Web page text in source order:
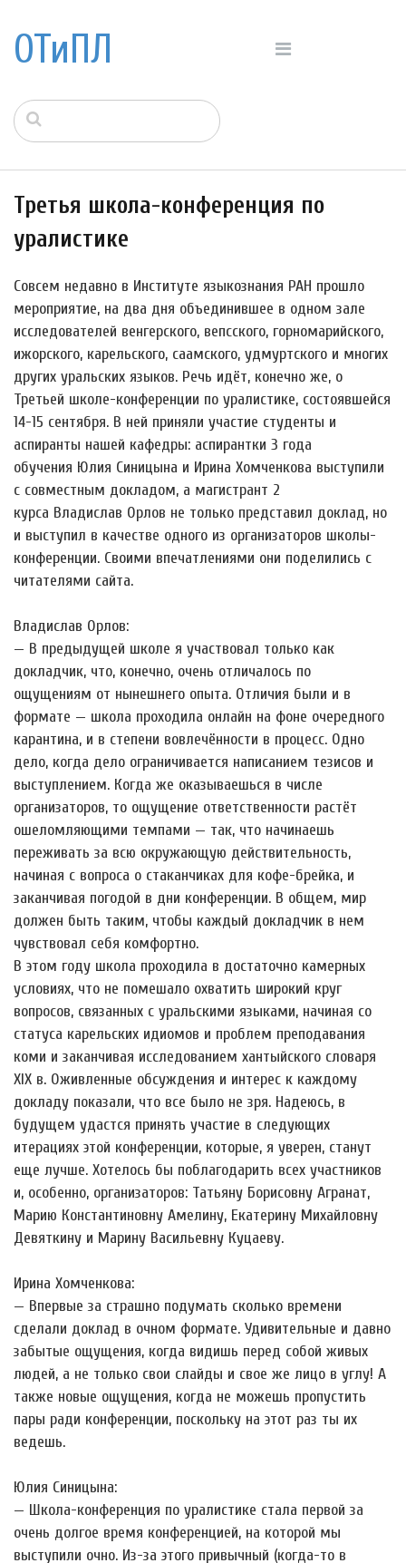
ОТиПЛ
Третья школа-конференция по
уралистике
Совсем недавно в Институте языкознания РАН прошло
мероприятие, на два дня объединившее в одном зале
исследователей венгерского, вепсского, горномарийского,
ижорского, карельского, саамского, удмуртского и многих
других уральских языков. Речь идёт, конечно же, о
Третьей школе-конференции по уралистике, состоявшейся
14-15 сентября. В ней приняли участие студенты и
аспиранты нашей кафедры: аспирантки 3 года
обучения Юлия Синицына и Ирина Хомченкова выступили
с совместным докладом, а магистрант 2
курса Владислав Орлов не только представил доклад, но
и выступил в качестве одного из организаторов школы-
конференции. Своими впечатлениями они поделились с
читателями сайта.
Владислав Орлов:
— В предыдущей школе я участвовал только как
докладчик, что, конечно, очень отличалось по
ощущениям от нынешнего опыта. Отличия были и в
формате — школа проходила онлайн на фоне очередного
карантина, и в степени вовлечённости в процесс. Одно
дело, когда дело ограничивается написанием тезисов и
выступлением. Когда же оказываешься в числе
организаторов, то ощущение ответственности растёт
ошеломляющими темпами — так, что начинаешь
переживать за всю окружающую действительность,
начиная с вопроса о стаканчиках для кофе-брейка, и
заканчивая погодой в дни конференции. В общем, мир
должен быть таким, чтобы каждый докладчик в нем
чувствовал себя комфортно.
В этом году школа проходила в достаточно камерных
условиях, что не помешало охватить широкий круг
вопросов, связанных с уральскими языками, начиная со
статуса карельских идиомов и проблем преподавания
коми и заканчивая исследованием хантыйского словаря
XIX в. Оживленные обсуждения и интерес к каждому
докладу показали, что все было не зря. Надеюсь, в
будущем удастся принять участие в следующих
итерациях этой конференции, которые, я уверен, станут
еще лучше. Хотелось бы поблагодарить всех участников
и, особенно, организаторов: Татьяну Борисовну Агранат,
Марию Константиновну Амелину, Екатерину Михайловну
Девяткину и Марину Васильевну Куцаеву.
Ирина Хомченкова:
— Впервые за страшно подумать сколько времени
сделали доклад в очном формате. Удивительные и давно
забытые ощущения, когда видишь перед собой живых
людей, а не только свои слайды и свое же лицо в углу! А
также новые ощущения, когда не можешь пропустить
пары ради конференции, поскольку на этот раз ты их
ведешь.
Юлия Синицына:
— Школа-конференция по уралистике стала первой за
очень долгое время конференцией, на которой мы
выступили очно. Из-за этого привычный (когда-то в